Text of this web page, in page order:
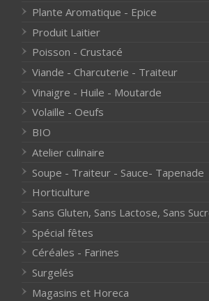
Plante Aromatique - Epice
Produit Laitier
Poisson - Crustacé
Viande - Charcuterie - Traiteur
Vinaigre - Huile - Moutarde
Volaille - Oeufs
BIO
Atelier culinaire
Soupe - Traiteur - Sauce- Tapenade
Horticulture
Sans Gluten, Sans Lactose, Sans
Spécial fêtes
Céréales - Farines
Surgelés
Magasins et Horeca